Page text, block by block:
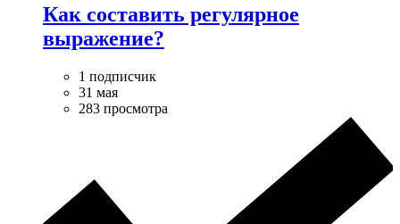
Как составить регулярное
выражение?
1 подписчик
31 мая
283 просмотра